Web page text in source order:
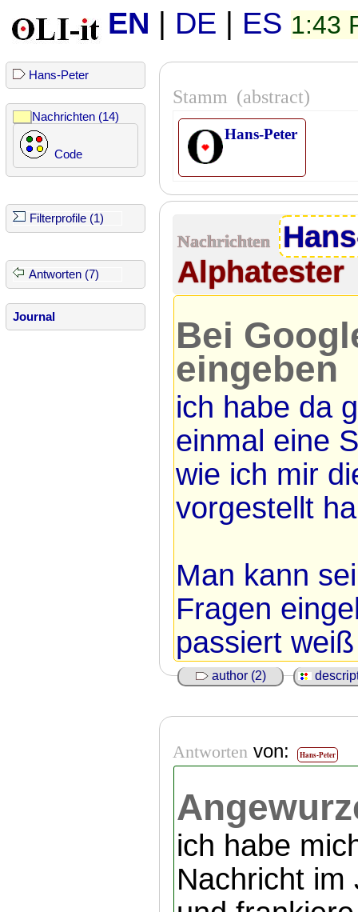
EN | DE | ES 1:43
Hans-Peter
Nachrichten (14)
Code
Filterprofile (1)
Antworten (7)
Journal
Stamm (abstract)
Hans-Peter
Nachrichten
Alphatester
Bei
eingeben
ich habe da
einmal eine
wie ich mir
vorgestellt
Man kann
Fragen
passiert
author (2)
Antworten von: Hans-Peter
ich habe
Nachricht im